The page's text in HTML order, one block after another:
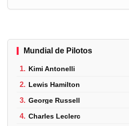
Mundial de Pilotos
1. Kimi Antonelli
2. Lewis Hamilton
3. George Russell
4. Charles Leclerc